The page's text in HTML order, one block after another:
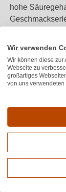
hohe
hochwertigsten
trocken.
meist zu
Weißweine
Rheingaues
reichen Körper
Wir verwenden
Wir können diese zur
Webseite zu
großartiges
von uns